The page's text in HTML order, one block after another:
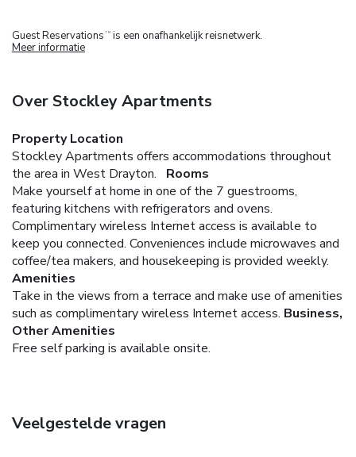
Guest Reservations TM is een onafhankelijk reisnetwerk.
Meer informatie
Over Stockley Apartments
Property Location
Stockley Apartments offers accommodations throughout
the area in West Drayton.
Rooms
Make yourself at home in one of the 7 guestrooms,
featuring kitchens with refrigerators and ovens.
Complimentary wireless Internet access is available to
keep you connected. Conveniences include microwaves and
coffee/tea makers, and housekeeping is provided weekly.
Amenities
Take in the views from a terrace and make use of amenities
such as complimentary wireless Internet access. Business,
Other Amenities
Free self parking is available onsite.
Veelgestelde vragen